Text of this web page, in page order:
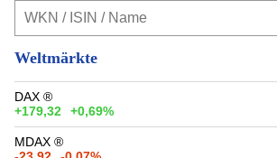
Weltmärkte
DAX ®
+179,32
+0,69%
MDAX ®